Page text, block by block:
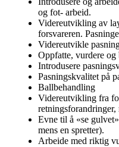
og fot- arbeid.
Videreutvikling av
forsvareren.
Videreutvikle
Oppfatte, vurdere og
Introdusere
Pasningskvalitet på
Ballbehandling
Videreutvikling fra
retningsforandringer,
Evne til å «se
mens en spretter).
Arbeide med riktig